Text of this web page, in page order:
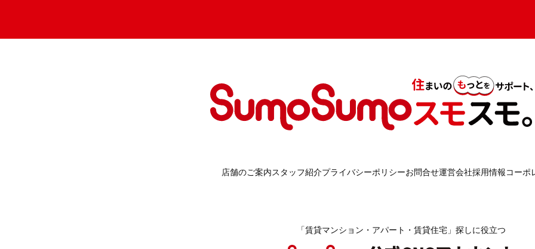
店舗のご案内スタッフ紹介プライバシーポリシーお問合せ運営会社採用情報コーポ
「賃貸マンション・アパート・賃貸住宅」探しに役立つ